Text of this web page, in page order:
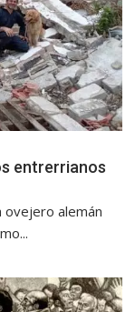
entrerrianos
ovejero alemán